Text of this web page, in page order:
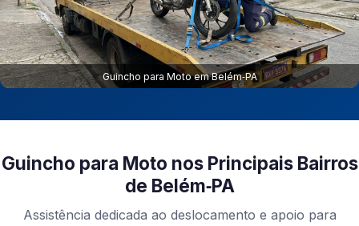
Guincho para Moto em Belém‑PA
Guincho para Moto nos Principais Bairros
de Belém‑PA
Assistência dedicada ao deslocamento e apoio para